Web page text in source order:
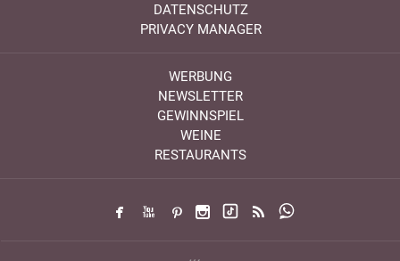
DATENSCHUTZ
PRIVACY MANAGER
WERBUNG
NEWSLETTER
GEWINNSPIEL
WEINE
RESTAURANTS